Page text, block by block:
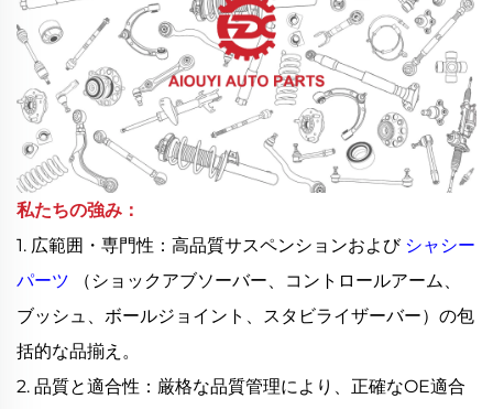
私たちの強み：
1. 広範囲・専門性：高品質サスペンションおよび シャシー
パーツ
（ショックアブソーバー、コントロールアーム、
ブッシュ、ボールジョイント、スタビライザーバー）の包
括的な品揃え。
2. 品質と適合性：厳格な品質管理により、正確なOE適合